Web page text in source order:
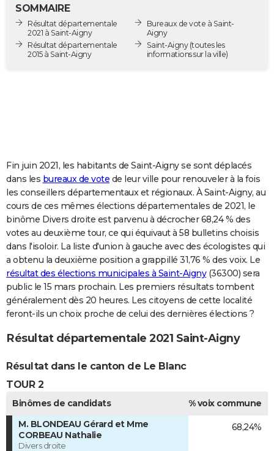
Destinations
City break
Voyage nature
Voyage de noces
Forum
Climat
GUIDES D'ACHAT
COPAINS D'AVANT
S'inscrire
Se connecter
Primaires
Universités
Entreprises
Service militaire
Avis de recherche
AVIS DE DÉCÈS
Bricolage
Lifestyle
Culture
Sport
Auto
Television
Voyage
Cinema
SOMMAIRE
Résultat départementale
2021 à Saint-Aigny
Résultat départementale
2015 à Saint-Aigny
Bureaux de vote à Saint-
Aigny
Saint-Aigny(toutes les
informations sur la ville)
Fin juin 2021, les habitants de Saint-Aigny se sont déplacés
dans les bureaux de vote de leur ville pour renouveler à la fois
les conseillers départementaux et régionaux. À Saint-Aigny, au
cours de ces mêmes élections départementales de 2021, le
binôme Divers droite est parvenu à décrocher 68,24 % des
votes au deuxième tour, ce qui équivaut à 58 bulletins choisis
dans l'isoloir. La liste d'union à gauche avec des écologistes qui
a obtenu la deuxième position a grappillé 31,76 % des voix. Le
résultat des élections municipales à Saint-Aigny(36300) sera
public le 15 mars prochain. Les premiers résultats tombent
généralement dès 20 heures. Les citoyens de cette localité
feront-ils un choix proche de celui des dernières élections ?
Résultat départementale 2021 Saint-Aigny
Résultat dans le canton de Le Blanc
TOUR 2
Binômes de candidats
% voix commune
M. BLONDEAU Gérard et Mme
CORBEAU Nathalie
Divers droite
68,24%